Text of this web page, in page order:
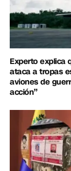
Experto explica
ataca a tropas
aviones de
acción”